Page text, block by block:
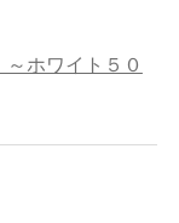
ホワイト５０